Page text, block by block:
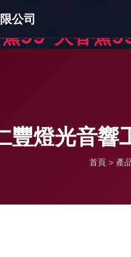
蕉91视频-大
99-大香蕉
公司
豐燈光音
首頁 > 產